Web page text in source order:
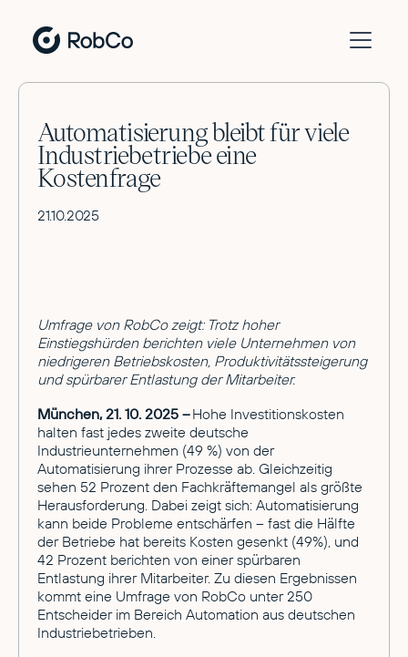
Automatisierung bleibt für viele
Industriebetriebe eine
Kostenfrage
21.10.2025
Umfrage von RobCo zeigt: Trotz hoher
Einstiegshürden berichten viele Unternehmen von
niedrigeren Betriebskosten, Produktivitätssteigerung
und spürbarer Entlastung der Mitarbeiter.
München, 21. 10. 2025 –Hohe Investitionskosten
halten fast jedes zweite deutsche
Industrieunternehmen (49 %) von der
Automatisierung ihrer Prozesse ab. Gleichzeitig
sehen 52 Prozent den Fachkräftemangel als größte
Herausforderung. Dabei zeigt sich: Automatisierung
kann beide Probleme entschärfen – fast die Hälfte
der Betriebe hat bereits Kosten gesenkt (49%), und
42 Prozent berichten von einer spürbaren
Entlastung ihrer Mitarbeiter. Zu diesen Ergebnissen
kommt eine Umfrage von RobCo unter 250
Entscheider im Bereich Automation aus deutschen
Industriebetrieben.